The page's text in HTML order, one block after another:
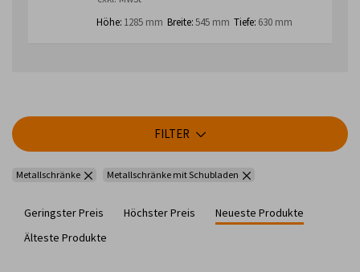
Höhe: 1285 mm Breite:545 mm Tiefe: 630 mm
FILTER
Metallschränke Metallschränke mit Schubladen
Geringster Preis Höchster Preis
Neueste Produkte
Älteste Produkte